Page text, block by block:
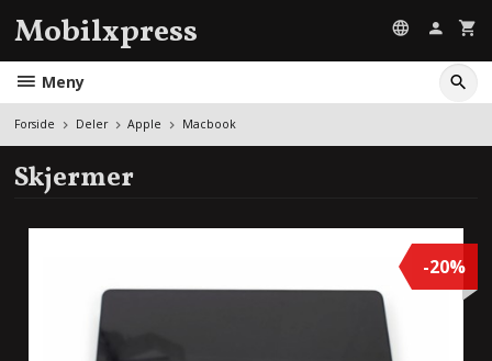
innholdet
Mobilxpress
Meny
Forside Deler Apple Macbook
Skjermer
-20%